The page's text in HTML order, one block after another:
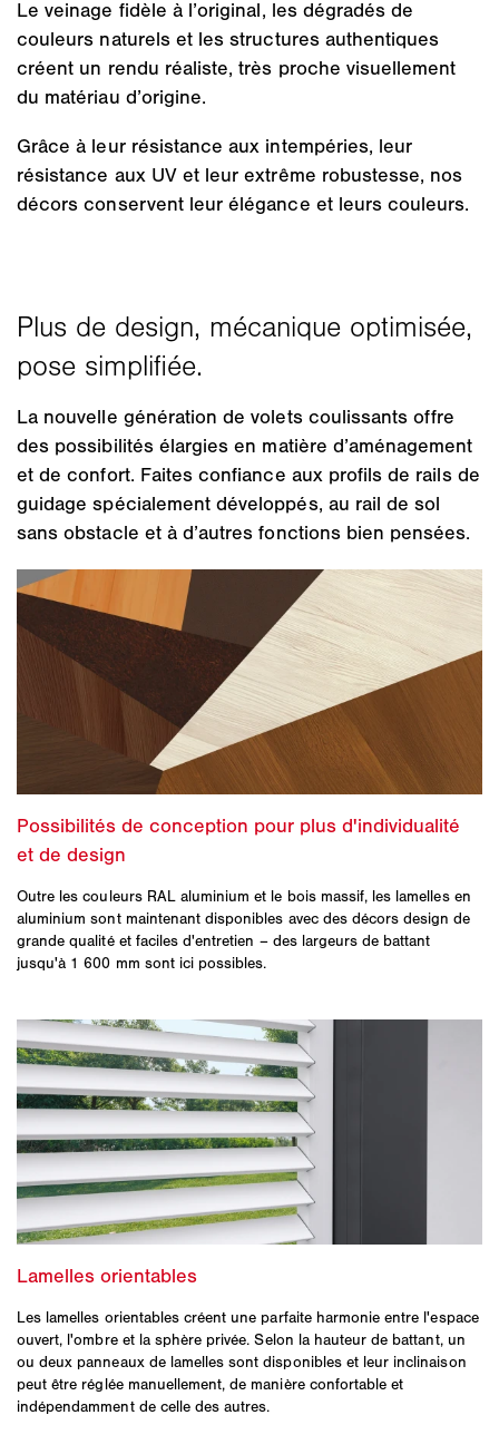
Le veinage fidèle à l’original, les dégradés de
couleurs naturels et les structures authentiques
créent un rendu réaliste, très proche visuellement
du matériau d’origine.
Grâce à leur résistance aux intempéries, leur
résistance aux UV et leur extrême robustesse, nos
décors conservent leur élégance et leurs couleurs.
La nouvelle génération de volets coulissants offre
des possibilités élargies en matière d’aménagement
et de confort. Faites confiance aux profils de rails de
guidage spécialement développés, au rail de sol
sans obstacle et à d’autres fonctions bien pensées.
Outre les couleurs RAL aluminium et le bois massif, les lamelles en
aluminium sont maintenant disponibles avec des décors design de
grande qualité et faciles d'entretien – des largeurs de battant
jusqu'à 1 600 mm sont ici possibles.
Les lamelles orientables créent une parfaite harmonie entre l'espace
ouvert, l'ombre et la sphère privée. Selon la hauteur de battant, un
ou deux panneaux de lamelles sont disponibles et leur inclinaison
peut être réglée manuellement, de manière confortable et
indépendamment de celle des autres.